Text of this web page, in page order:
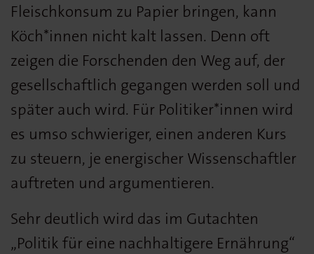
Fleischkonsum zu Papier bringen, kann
Köch*innen nicht kalt lassen. Denn oft
zeigen die Forschenden den Weg auf, der
gesellschaftlich gegangen werden soll und
später auch wird. Für Politiker*innen wird
es umso schwieriger, einen anderen Kurs
zu steuern, je energischer Wissenschaftler
auftreten und argumentieren.
Sehr deutlich wird das im Gutachten
„Politik für eine nachhaltigere Ernährung“